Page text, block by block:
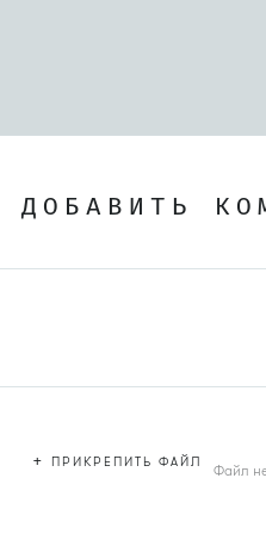
ДОБАВИТЬ
+ ПРИКРЕПИТЬ ФАЙЛ Файл